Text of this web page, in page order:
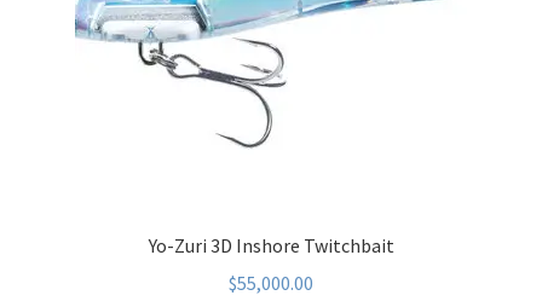
Yo-Zuri 3D Inshore Twitchbait
$55,000.00